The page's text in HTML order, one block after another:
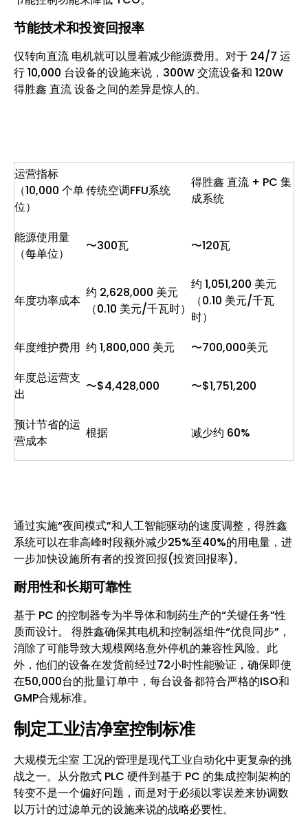
节能技术和投资回报率
仅转向直流 电机就可以显着减少能源费用。对于 24/7 运
行 10,000 台设备的设施来说，300W 交流设备和 120W
得胜鑫 直流 设备之间的差异是惊人的。
运营指标
（10,000 个单
位）
传统空调FFU系统
得胜鑫 直流 + PC 集
成系统
能源使用量
（每单位）
〜300瓦 〜120瓦
年度功率成本
约 2,628,000 美元
（0.10 美元/千瓦时）
约 1,051,200 美元
（0.10 美元/千瓦
时）
年度维护费用 约 1,800,000 美元
〜700,000美元
年度总运营支
出
〜$4,428,000 〜$1,751,200
预计节省的运
营成本
根据 减少约 60%
通过实施“夜间模式”和人工智能驱动的速度调整，得胜鑫
系统可以在非高峰时段额外减少25%至40%的用电量，进
一步加快设施所有者的投资回报(投资回报率)。
耐用性和长期可靠性
基于 PC 的控制器专为半导体和制药生产的“关键任务”性
质而设计。 得胜鑫确保其电机和控制器组件“优良同步”，
消除了可能导致大规模网络意外停机的兼容性风险。此
外，他们的设备在发货前经过72小时性能验证，确保即使
在50,000台的批量订单中，每台设备都符合严格的ISO和
GMP合规标准。
制定工业洁净室控制标准
大规模无尘室 工况的管理是现代工业自动化中更复杂的挑
战之一。从分散式 PLC 硬件到基于 PC 的集成控制架构的
转变不是一个偏好问题，而是对于必须以零误差来协调数
以万计的过滤单元的设施来说的战略必要性。